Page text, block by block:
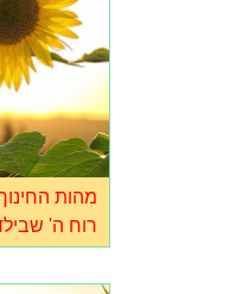
מהות
רוח ה'